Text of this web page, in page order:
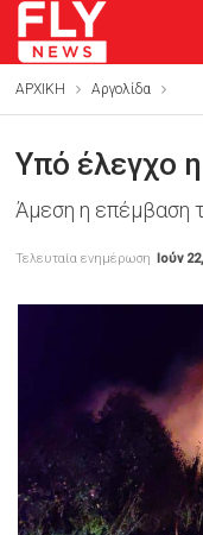
ΑΡΧΙΚΗ Αργολίδα
Υπό έλεγχο
Άμεση η επέμβαση
Τελευταία ενημέρωση Ιούν